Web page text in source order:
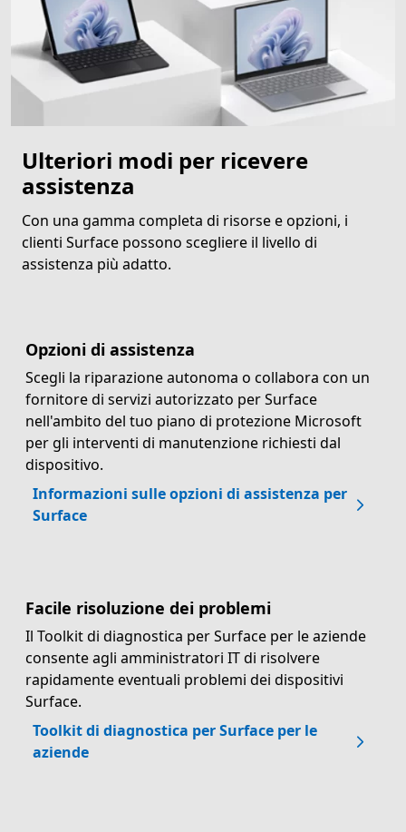
Ulteriori modi per ricevere
assistenza
Con una gamma completa di risorse e opzioni, i
clienti Surface possono scegliere il livello di
assistenza più adatto.
Opzioni di assistenza
Scegli la riparazione autonoma o collabora con un
fornitore di servizi autorizzato per Surface
nell'ambito del tuo piano di protezione Microsoft
per gli interventi di manutenzione richiesti dal
dispositivo.
Informazioni sulle opzioni di assistenza per
Surface
Facile risoluzione dei problemi
Il Toolkit di diagnostica per Surface per le aziende
consente agli amministratori IT di risolvere
rapidamente eventuali problemi dei dispositivi
Surface.
Toolkit di diagnostica per Surface per le
aziende